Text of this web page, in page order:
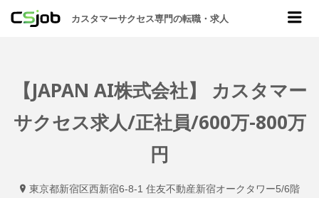
CSJOB
カスタマーサクセス専門の転職・求人
【JAPAN AI株式会社】 カスタマー
サクセス求人/正社員/600万-800万
円
東京都新宿区西新宿6-8-1 住友不動産新宿オークタワー5/6階